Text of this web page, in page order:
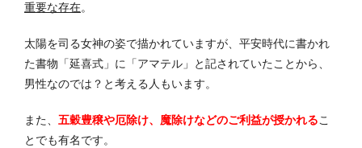
重要な存在。
太陽を司る女神の姿で描かれていますが、平安時代に書かれ
た書物「延喜式」に「アマテル」と記されていたことから、
男性なのでは？と考える人もいます。
また、 五穀豊穣や厄除け、魔除けなどのご利益が授かれるこ
とでも有名です。